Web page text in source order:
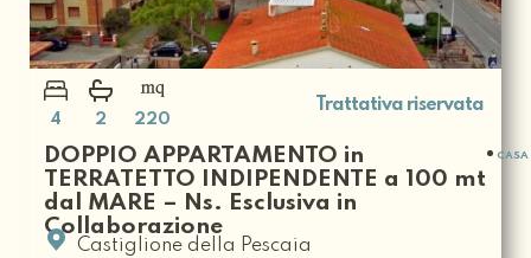
4 2 220
Trattativa riservata
DOPPIO APPARTAMENTO in
TERRATETTO INDIPENDENTE a 100 mt
dal MARE – Ns. Esclusiva in
Collaborazione
CASA
Castiglione della Pescaia